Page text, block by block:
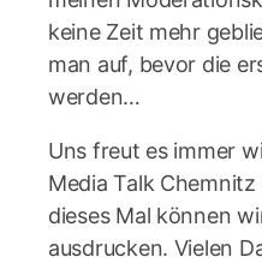
keine Zeit mehr
man auf, bevor die
werden…
Uns freut es immer
Media Talk
dieses Mal können
ausdrucken. Vielen